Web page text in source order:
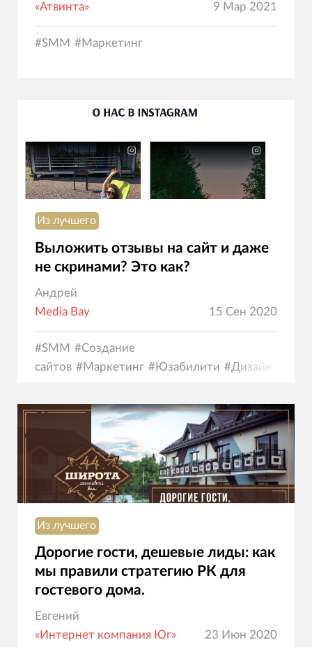
«Атвинта»
9 Мар 2021
#SMM #Маркетинг
Из лучшего
Выложить отзывы на сайт и даже
не скринами? Это как?
Андрей
Media Bay
15 Сен 2020
#SMM #Создание
сайтов #Маркетинг #Юзабилити #Дизайн
Из лучшего
Дорогие гости, дешевые лиды: как
мы правили стратегию РК для
гостевого дома.
Евгений
«Интернет компания Юг»
23 Июн 2020